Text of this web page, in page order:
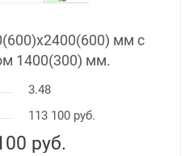
мм с
1400(300) мм.
3.48
113 100 руб.
руб.